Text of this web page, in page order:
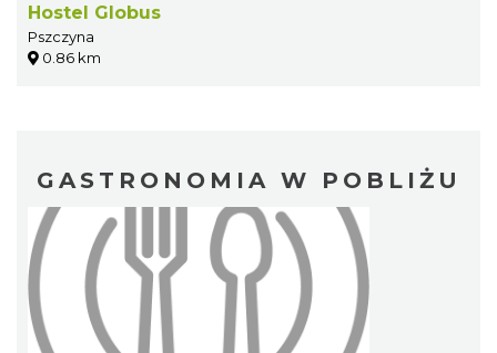
Hostel Globus
Pszczyna
0.86 km
GASTRONOMIA W POBLIŻU